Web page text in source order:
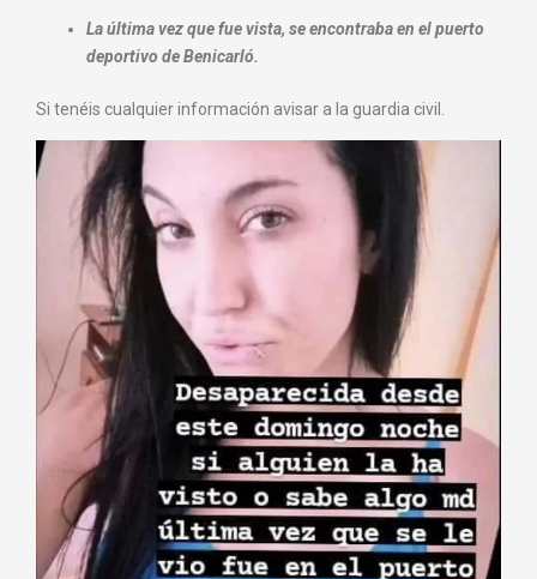
La última vez que fue vista, se encontraba en el puerto
deportivo de Benicarló.
Si tenéis cualquier información avisar a la guardia civil.